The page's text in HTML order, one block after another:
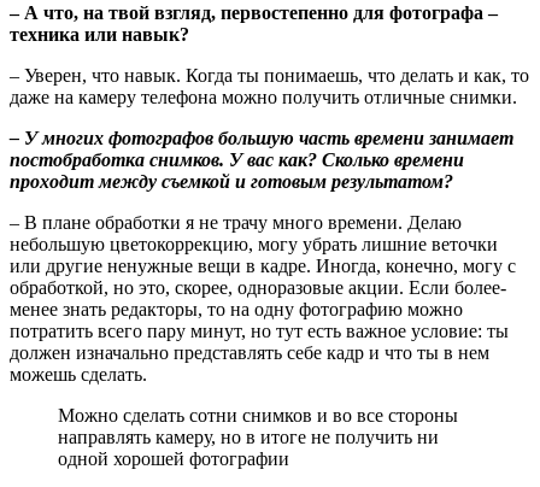
– А что, на твой взгляд, первостепенно для фотографа –
техника или навык?
– Уверен, что навык. Когда ты понимаешь, что делать и как, то
даже на камеру телефона можно получить отличные снимки.
– У многих фотографов большую часть времени занимает
постобработка снимков. У вас как? Сколько времени
проходит между съемкой и готовым результатом?
– В плане обработки я не трачу много времени. Делаю
небольшую цветокоррекцию, могу убрать лишние веточки
или другие ненужные вещи в кадре. Иногда, конечно, могу с
обработкой, но это, скорее, одноразовые акции. Если более-
менее знать редакторы, то на одну фотографию можно
потратить всего пару минут, но тут есть важное условие: ты
должен изначально представлять себе кадр и что ты в нем
можешь сделать.
Можно сделать сотни снимков и во все стороны
направлять камеру, но в итоге не получить ни
одной хорошей фотографии